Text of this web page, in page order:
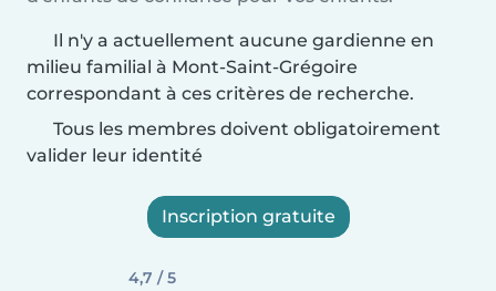
Il n'y a actuellement aucune gardienne en
milieu familial à Mont-Saint-Grégoire
correspondant à ces critères de recherche.
Tous les membres doivent obligatoirement
valider leur identité
Inscription gratuite
4,7 / 5